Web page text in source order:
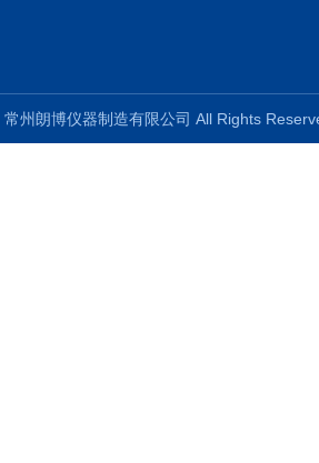
常州朗博仪器制造有限公司 All Rights